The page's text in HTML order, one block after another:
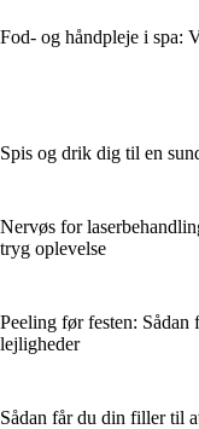
Fod- og håndpleje i spa:
Spis og drik dig til en
Nervøs for
tryg oplevelse
Peeling før festen:
lejligheder
Sådan får du din filler til